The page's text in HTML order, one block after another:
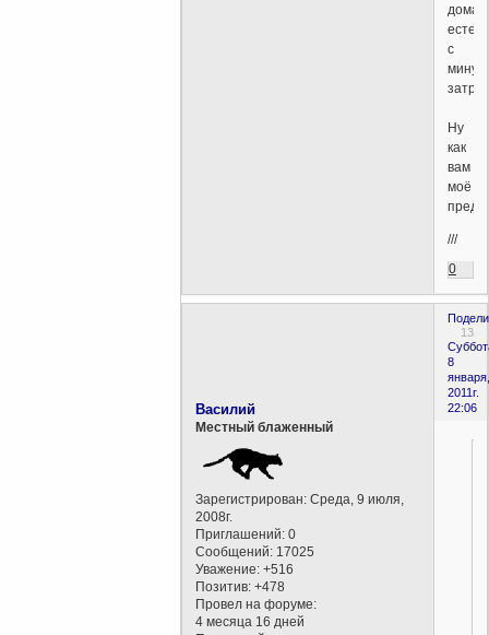
с
Ну
как
вам
моё
///
0
13
8
января,
2011г.
22:06
Василий
Местный блаженный
Зарегистрирован: Среда, 9 июля,
2008г.
Приглашений: 0
Сообщений: 17025
Уважение: +516
Позитив: +478
Провел на форуме:
4 месяца 16 дней